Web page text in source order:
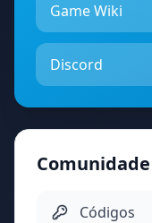
Game Wiki
Discord
Comunidade
Códigos